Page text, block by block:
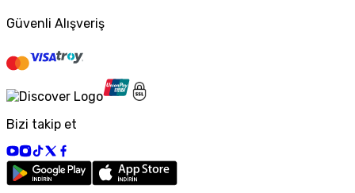
Güvenli Alışveriş
Bizi takip et